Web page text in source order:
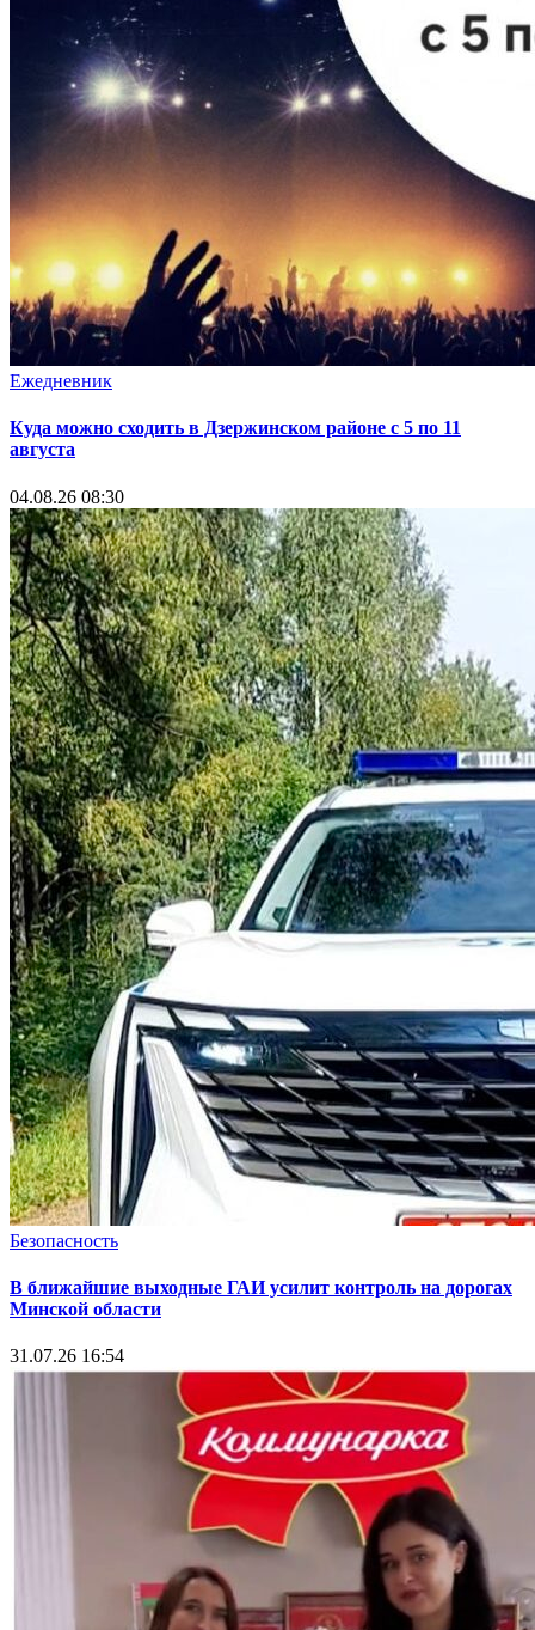
Ежедневник
Куда можно сходить в Дзержинском районе с 5 по 11
августа
04.08.26 08:30
Безопасность
В ближайшие выходные ГАИ усилит контроль на дорогах
Минской области
31.07.26 16:54